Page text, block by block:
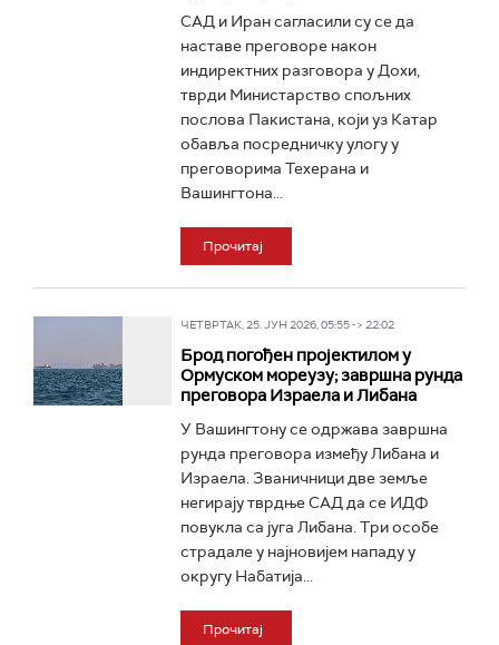
САД и Иран сагласили су се да
наставе преговоре након
индиректних разговора у Дохи,
тврди Министарство спољних
послова Пакистана, који уз Катар
обавља посредничку улогу у
преговорима Техерана и
Вашингтона...
Прочитај
ЧЕТВРТАК, 25. ЈУН 2026, 05:55 -> 22:02
Брод погођен пројектилом у
Ормуском мореузу; завршна рунда
преговора Израела и Либана
У Вашингтону се одржава завршна
рунда преговора између Либана и
Израела. Званичници две земље
негирају тврдње САД да се ИДФ
повукла са југа Либана. Три особе
страдале у најновијем нападу у
округу Набатија...
Прочитај